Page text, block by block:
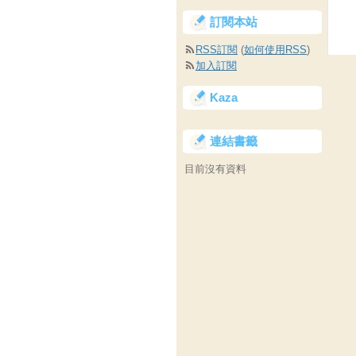
訂閱本站
RSS訂閱 (如何使用RSS)
加入訂閱
Kaza
連結書籤
目前沒有資料